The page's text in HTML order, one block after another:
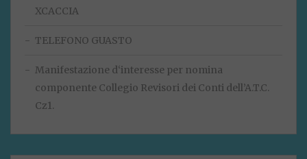
XCACCIA
TELEFONO GUASTO
Manifestazione d‘interesse per nomina
componente Collegio Revisori dei Conti dell’A.T.C.
Cz1.